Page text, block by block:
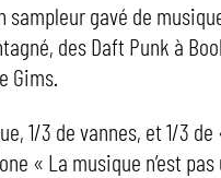
sampleur gavé de
des Daft Punk à
Gims.
1/3 de vannes, et 1/3
« La musique n’est